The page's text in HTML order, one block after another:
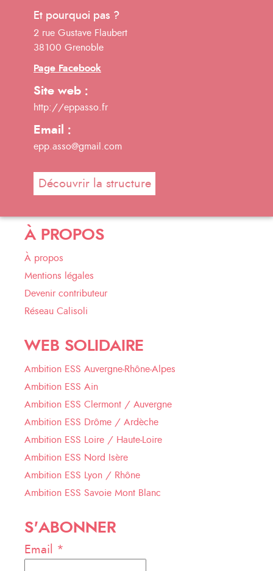
Et pourquoi pas ?
2 rue Gustave Flaubert
38100 Grenoble
Page Facebook
Site web :
http://eppasso.fr
Email :
epp.asso@gmail.com
Découvrir la structure
À PROPOS
À propos
Mentions légales
Devenir contributeur
Réseau Calisoli
WEB SOLIDAIRE
Ambition ESS Auvergne-Rhône-Alpes
Ambition ESS Ain
Ambition ESS Clermont / Auvergne
Ambition ESS Drôme / Ardèche
Ambition ESS Loire / Haute-Loire
Ambition ESS Nord Isère
Ambition ESS Lyon / Rhône
Ambition ESS Savoie Mont Blanc
S'ABONNER
Email *